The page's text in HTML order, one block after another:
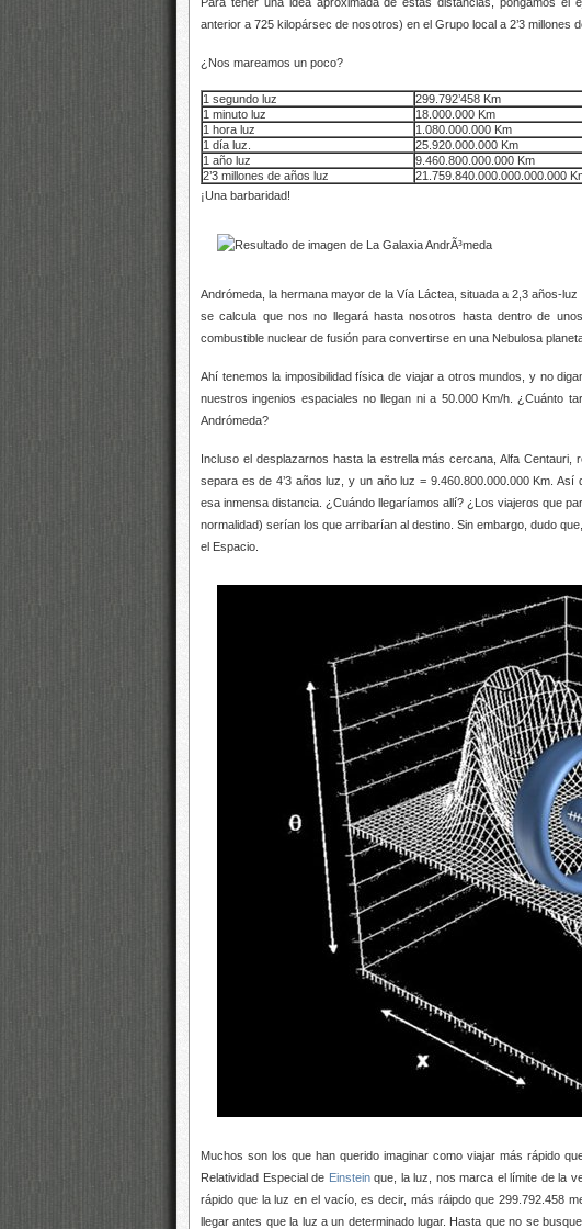
anterior a 725 kilopársec de nosotros) en el Grupo local a 2’3 millones
¿Nos mareamos un poco?
1 segundo luz
299.792’458 Km
1 minuto luz
18.000.000 Km
1 hora luz
1.080.000.000 Km
1 día luz.
25.920.000.000 Km
1 año luz
9.460.800.000.000 Km
2’3 millones de años luz
21.759.840.000.000.000.000
¡Una barbaridad!
Andrómeda, la hermana mayor de la Vía Láctea, situada a 2,3 años-
se calcula que nos no llegará hasta nosotros hasta dentro de
combustible nuclear de fusión para convertirse en una Nebulosa
Ahí tenemos la imposibilidad física de viajar a otros mundos, y no
nuestros ingenios espaciales no llegan ni a 50.000 Km/h. ¿Cuánto
Andrómeda?
Incluso el desplazarnos hasta la estrella más cercana, Alfa
separa es de 4’3 años luz, y un año luz = 9.460.800.000.000 Km.
esa inmensa distancia. ¿Cuándo llegaríamos allí? ¿Los viajeros que
normalidad) serían los que arribarían al destino. Sin embargo, dudo
el Espacio.
Muchos son los que han querido imaginar como viajar más rápido
Relatividad Especial de Einsteinque, la luz, nos marca el límite de la
rápido que la luz en el vacío, es decir, más ráipdo que 299.792.458
llegar antes que la luz a un determinado lugar. Hasta que no se